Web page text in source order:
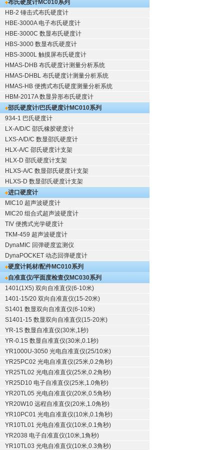
布氏硬度计MC010系列
HB-2 锤击式布氏硬度计
HBE-3000A 电子布氏硬度计
HBE-3000C 数显布氏硬度计
HBS-3000 数显布氏硬度计
HBS-3000L 触摸屏布氏硬度计
HMAS-DHB 布氏硬度计测量分析系统
HMAS-DHBL 布氏硬度计测量分析系统
HMAS-HB 便携式布氏硬度测量分析系统
HBM-2017A 数显异形布氏硬度计
邵氏硬度计/巴氏硬度计MC010系列
934-1 巴氏硬度计
LX-A/D/C 邵氏橡胶硬度计
LXS-A/D/C 数显邵氏硬度计
HLX-A/C 邵氏硬度计支架
HLX-D 邵氏硬度计支架
HLXS-A/C 数显邵氏硬度计支架
HLXS-D 数显邵氏硬度计支架
进口硬度计
MIC10 超声波硬度计
MIC20 组合式超声波硬度计
TIV 便携式光学硬度计
TKM-459 超声波硬度计
DynaMIC 回弹硬度监测仪
DynaPOCKET 动态回弹硬度计
硬度计耗材/配件MC010系列
自准直仪/平面度检查仪MC030系列
1401(1X5) 双向自准直仪(6-10米)
1401-15/20 双向自准直仪(15-20米)
S1401 数显双向自准直仪(6-10米)
S1401-15 数显双向自准直仪(15-20米)
YR-1S 数显自准直仪(30米,1秒)
YR-0.1S 数显自准直仪(30米,0.1秒)
YR1000U-3050 光电自准直仪(25/10米)
YR25PC02 光电自准直仪(25米,0.2角秒)
YR25TL02 光电自准直仪(25米,0.2角秒)
YR25D10 电子自准直仪(25米,1.0角秒)
YR20TL05 光电自准直仪(20米,0.5角秒)
YR20W10 远程自准直仪(20米,1.0角秒)
YR10PC01 光电自准直仪(10米,0.1角秒)
YR10TL01 光电自准直仪(10米,0.1角秒)
YR2038 电子自准直仪(10米,1角秒)
YR10TL03 光电自准直仪(10米,0.3角秒)